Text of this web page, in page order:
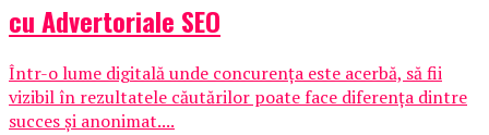
cu Advertoriale SEO
Într-o lume digitală unde concurența este acerbă, să fii
vizibil în rezultatele căutărilor poate face diferența dintre
succes și anonimat....